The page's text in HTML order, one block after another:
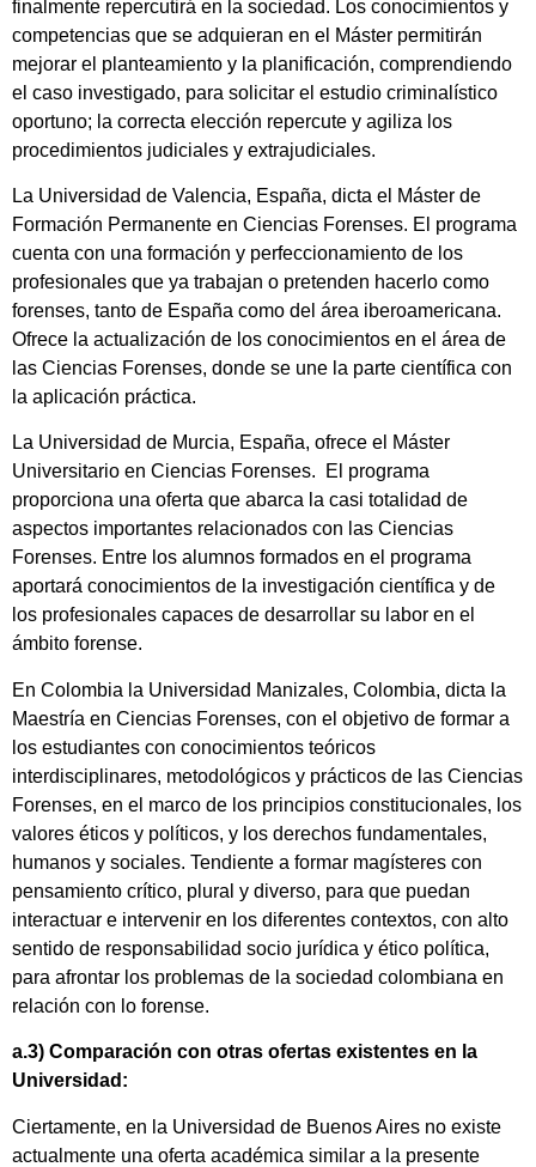
finalmente repercutirá en la sociedad. Los conocimientos y
competencias que se adquieran en el Máster permitirán
mejorar el planteamiento y la planificación, comprendiendo
el caso investigado, para solicitar el estudio criminalístico
oportuno; la correcta elección repercute y agiliza los
procedimientos judiciales y extrajudiciales.
La Universidad de Valencia, España, dicta el Máster de
Formación Permanente en Ciencias Forenses. El programa
cuenta con una formación y perfeccionamiento de los
profesionales que ya trabajan o pretenden hacerlo como
forenses, tanto de España como del área iberoamericana.
Ofrece la actualización de los conocimientos en el área de
las Ciencias Forenses, donde se une la parte científica con
la aplicación práctica.
La Universidad de Murcia, España, ofrece el Máster
Universitario en Ciencias Forenses. El programa
proporciona una oferta que abarca la casi totalidad de
aspectos importantes relacionados con las Ciencias
Forenses. Entre los alumnos formados en el programa
aportará conocimientos de la investigación científica y de
los profesionales capaces de desarrollar su labor en el
ámbito forense.
En Colombia la Universidad Manizales, Colombia, dicta la
Maestría en Ciencias Forenses, con el objetivo de formar a
los estudiantes con conocimientos teóricos
interdisciplinares, metodológicos y prácticos de las Ciencias
Forenses, en el marco de los principios constitucionales, los
valores éticos y políticos, y los derechos fundamentales,
humanos y sociales. Tendiente a formar magísteres con
pensamiento crítico, plural y diverso, para que puedan
interactuar e intervenir en los diferentes contextos, con alto
sentido de responsabilidad socio jurídica y ético política,
para afrontar los problemas de la sociedad colombiana en
relación con lo forense.
a.3) Comparación con otras ofertas existentes en la
Universidad:
Ciertamente, en la Universidad de Buenos Aires no existe
actualmente una oferta académica similar a la presente